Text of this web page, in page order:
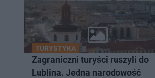
TURYSTYKA
Zagraniczni turyści ruszyli do
Lublina. Jedna narodowość